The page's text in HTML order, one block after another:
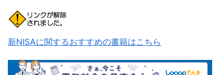
新NISAに関するおすすめの書籍はこちら